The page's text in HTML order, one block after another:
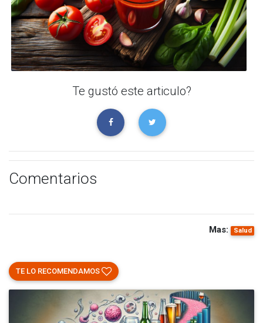
Te gustó este articulo?
Comentarios
Mas: Salud
TE LO RECOMENDAMOS